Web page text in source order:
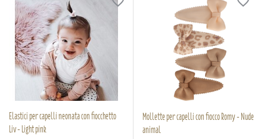
Elastici per capelli neonata con fiocchetto
Liv - Light pink
Mollette per capelli con fiocco Romy - Nude
animal